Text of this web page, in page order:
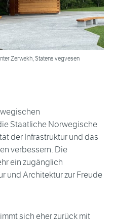
Zerwekh, Statens vegvesen
Staatliche Norwegische
der Infrastruktur und das
verbessern. Die
ein zugänglich
und Architektur zur Freude
sich eher zurück mit